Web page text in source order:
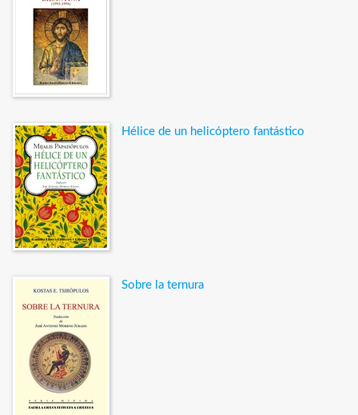
Hélice de un helicóptero fantástico
Sobre la ternura